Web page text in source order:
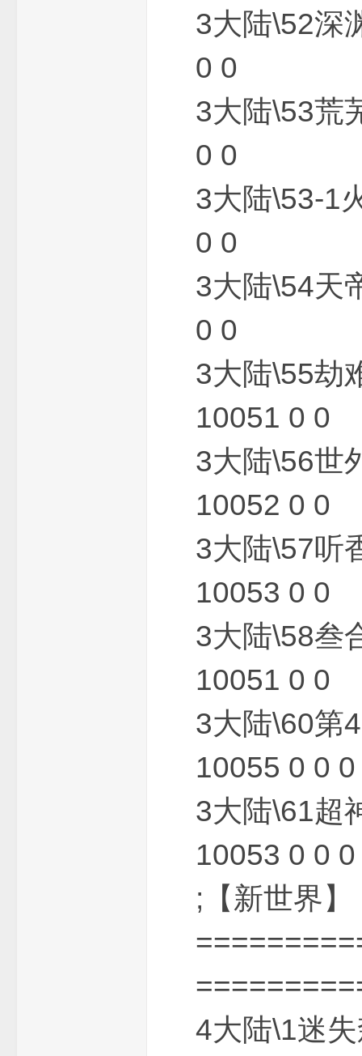
3大陆\52
0 0
3大陆\53
0 0
3大陆\53-1
0 0
3大陆\54
0 0
3大陆\55
10051 0 0
3大陆\56
10052 0 0
3大陆\57
10053 0 0
3大陆\58
10051 0 0
3大陆\60
10055 0 0 0
3大陆\61
10053 0 0 0
;【新世界】
4大陆\1迷